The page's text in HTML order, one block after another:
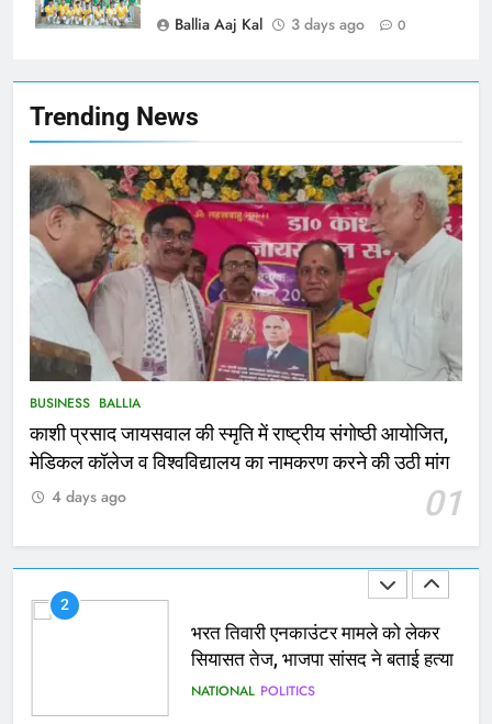
Trending News
BUSINESS BALLIA
काशी प्रसाद जायसवाल की स्मृति में राष्ट्रीय संगोष्ठी आयोजित,
मेडिकल कॉलेज व विश्वविद्यालय का नामकरण करने की उठी मांग
01
4 days ago
165
बलिया को मिलेगी नई ट्रेन की सौगात
NATIONAL
166
Ballia : कर्ज के बोझ तले दबे कारोबारी ने
फांसी लगाकर दी जान
NATIONAL बलिया
Ballia : थैंक्यू बलिया पुलिस: पीड़िता को
मिले 1.38 लाख रूपये
1
बचाने के लिए छात्रों ने लगाई छलांग, कई
ACCIDENT BUSINESS
2
भरत तिवारी एनकाउंटर मामले को लेकर
सियासत तेज, भाजपा सांसद ने बताई हत्या
NATIONAL POLITICS
Ballia Aaj Kal
3 days ago 0